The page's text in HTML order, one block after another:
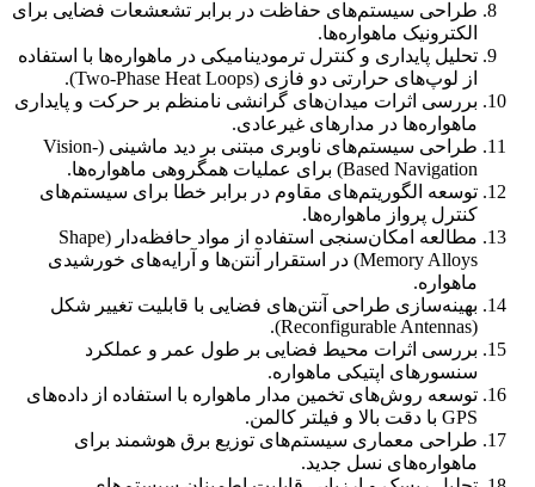
طراحی سیستم‌های حفاظت در برابر تشعشعات فضایی برای
الکترونیک ماهواره‌ها.
تحلیل پایداری و کنترل ترمودینامیکی در ماهواره‌ها با استفاده
از لوپ‌های حرارتی دو فازی (Two-Phase Heat Loops).
بررسی اثرات میدان‌های گرانشی نامنظم بر حرکت و پایداری
ماهواره‌ها در مدارهای غیرعادی.
طراحی سیستم‌های ناوبری مبتنی بر دید ماشینی (Vision-
Based Navigation) برای عملیات همگروهی ماهواره‌ها.
توسعه الگوریتم‌های مقاوم در برابر خطا برای سیستم‌های
کنترل پرواز ماهواره‌ها.
مطالعه امکان‌سنجی استفاده از مواد حافظه‌دار (Shape
Memory Alloys) در استقرار آنتن‌ها و آرایه‌های خورشیدی
ماهواره.
بهینه‌سازی طراحی آنتن‌های فضایی با قابلیت تغییر شکل
(Reconfigurable Antennas).
بررسی اثرات محیط فضایی بر طول عمر و عملکرد
سنسورهای اپتیکی ماهواره.
توسعه روش‌های تخمین مدار ماهواره با استفاده از داده‌های
GPS با دقت بالا و فیلتر کالمن.
طراحی معماری سیستم‌های توزیع برق هوشمند برای
ماهواره‌های نسل جدید.